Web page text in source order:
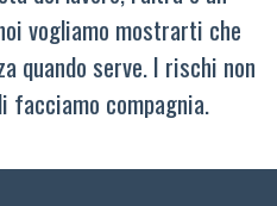
vogliamo mostrarti che
quando serve. I rischi non
facciamo compagnia.